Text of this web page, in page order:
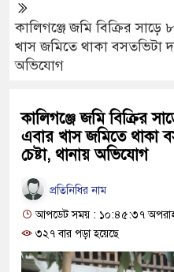
কালিগঞ্জে জমি বিক্রির
খাস জমিতে থাকা বসতভিটা
অভিযোগ
কালিগঞ্জে জমি বিক্রির
এবার খাস জমিতে থাকা
চেষ্টা, থানায় অভিযোগ
প্রতিনিধির নাম
আপডেট সময় : ১০:৪৫:৩৭
৩২৭ বার পড়া হয়েছে